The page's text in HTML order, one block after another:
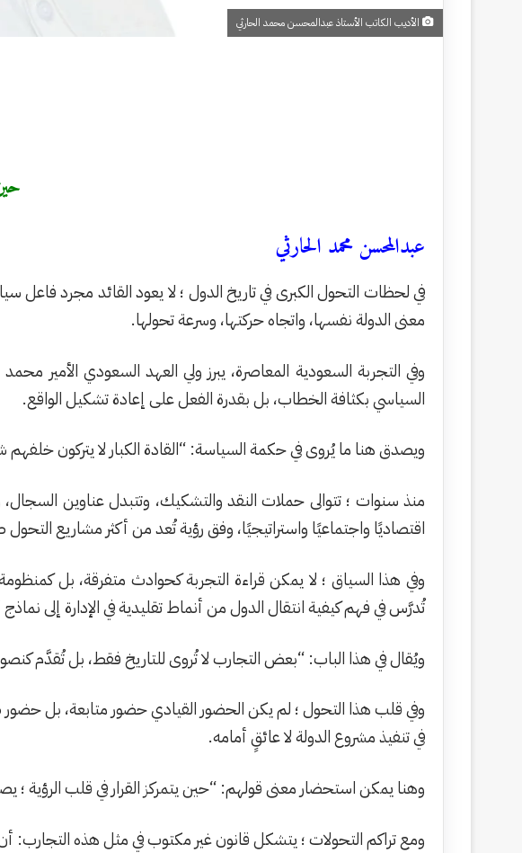
الأديب الكاتب الأستاذ عبدالمحسن محمد الحارثي
عبدالمحسن محمد الحارثي
في لحظات التحول الكبرى في تاريخ الدول ؛ لا يعود القائد مجرد
معنى الدولة نفسها، واتجاه حركتها، وسرعة تحولها.
وفي التجربة السعودية المعاصرة، يبرز ولي العهد السعودي
السياسي بكثافة الخطاب، بل بقدرة الفعل على إعادة تشكيل الواقع.
ويصدق هنا ما يُروى في حكمة السياسة: “القادة الكبار لا يتركون خلفهم
منذ سنوات ؛ تتوالى حملات النقد والتشكيك، وتتبدل عناوين
اقتصاديًا واجتماعيًا واستراتيجيًا، وفق رؤية تُعد من أكثر مشاريع
وفي هذا السياق ؛ لا يمكن قراءة التجربة كحوادث متفرقة، بل
تُدرَّس في فهم كيفية انتقال الدول من أنماط تقليدية في الإدارة إلى نماذج
ويُقال في هذا الباب: “بعض التجارب لا تُروى للتاريخ فقط، بل تُقدَّم
وفي قلب هذا التحول ؛ لم يكن الحضور القيادي حضور متابعة، بل
في تنفيذ مشروع الدولة لا عائقٍ أمامه.
وهنا يمكن استحضار معنى قولهم: “حين يتمركز القرار في قلب الرؤية ؛
ومع تراكم التحولات ؛ يتشكل قانون غير مكتوب في مثل هذه التجارب: